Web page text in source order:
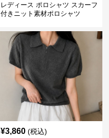
レディース ポロシャツ スカーフ
付きニット素材ポロシャツ
¥3,860 (税込)